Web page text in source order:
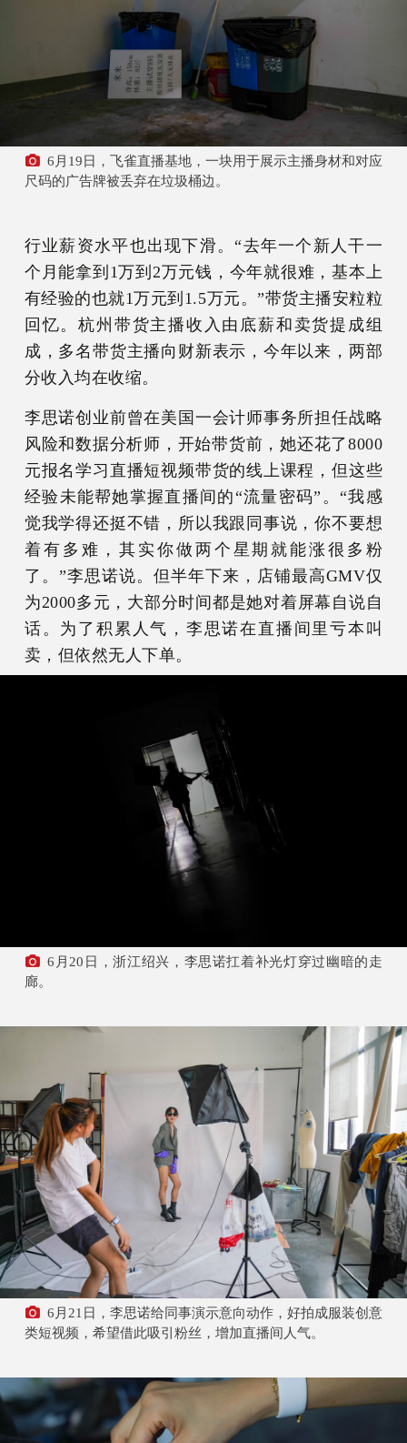
6月19日，飞雀直播基地，一块用于展示主播身材和对应
尺码的广告牌被丢弃在垃圾桶边。
行业薪资水平也出现下滑。“去年一个新人干一
个月能拿到1万到2万元钱，今年就很难，基本上
有经验的也就1万元到1.5万元。”带货主播安粒粒
回忆。杭州带货主播收入由底薪和卖货提成组
成，多名带货主播向财新表示，今年以来，两部
分收入均在收缩。
李思诺创业前曾在美国一会计师事务所担任战略
风险和数据分析师，开始带货前，她还花了8000
元报名学习直播短视频带货的线上课程，但这些
经验未能帮她掌握直播间的“流量密码”。“我感
觉我学得还挺不错，所以我跟同事说，你不要想
着有多难，其实你做两个星期就能涨很多粉
了。”李思诺说。但半年下来，店铺最高GMV仅
为2000多元，大部分时间都是她对着屏幕自说自
话。为了积累人气，李思诺在直播间里亏本叫
卖，但依然无人下单。
6月20日，浙江绍兴，李思诺扛着补光灯穿过幽暗的走
廊。
6月21日，李思诺给同事演示意向动作，好拍成服装创意
类短视频，希望借此吸引粉丝，增加直播间人气。